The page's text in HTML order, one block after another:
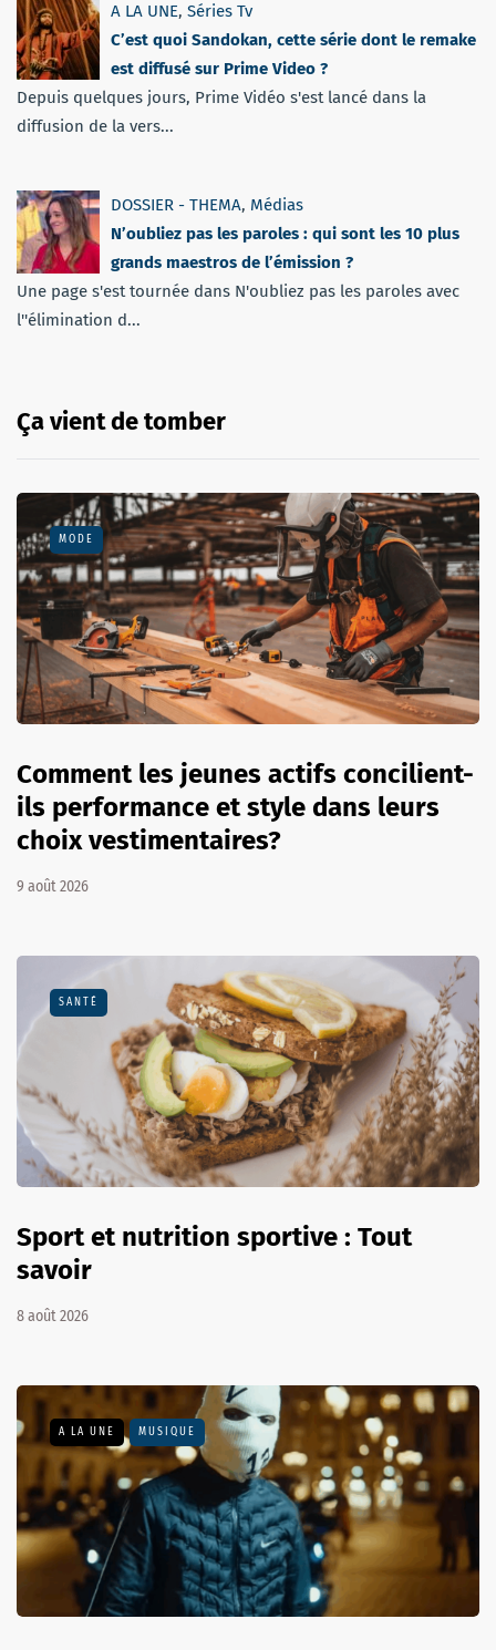
A LA UNE, Séries Tv
C’est quoi Sandokan, cette série dont le remake
est diffusé sur Prime Video ?
Depuis quelques jours, Prime Vidéo s'est lancé dans la
diffusion de la vers...
DOSSIER - THEMA, Médias
N’oubliez pas les paroles : qui sont les 10 plus
grands maestros de l’émission ?
Une page s'est tournée dans N'oubliez pas les paroles avec
l''élimination d...
Ça vient de tomber
MODE
Comment les jeunes actifs concilient-
ils performance et style dans leurs
choix vestimentaires?
9 août 2026
SANTÉ
Sport et nutrition sportive : Tout
savoir
8 août 2026
A LA UNE MUSIQUE